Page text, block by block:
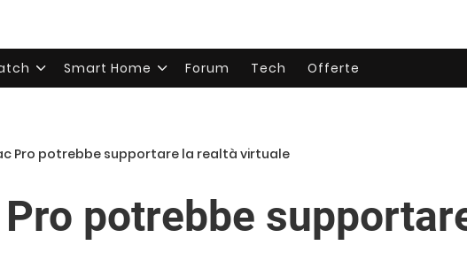
Smart Home Forum Tech Offerte
Pro potrebbe supportare la realtà virtuale
potrebbe